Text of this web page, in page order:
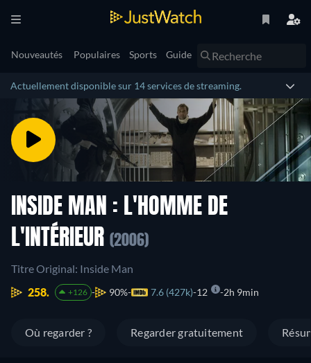
Nouveautés Populaires Sports Guide
Actuellement disponible sur 14 services de streaming.
INSIDE MAN : L'HOMME DE
L'INTÉRIEUR (2006)
Titre Original: Inside Man
258.
+126 90% 7.6 (427k) 12 2h 9min
Où regarder ? Regarder gratuitement